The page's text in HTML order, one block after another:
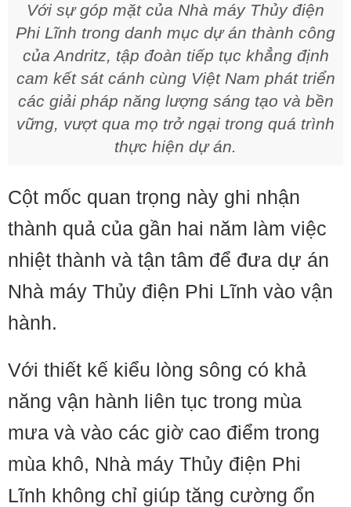
Với sự góp mặt của Nhà máy Thủy điện
Phi Lĩnh trong danh mục dự án thành công
của Andritz, tập đoàn tiếp tục khẳng định
cam kết sát cánh cùng Việt Nam phát triển
các giải pháp năng lượng sáng tạo và bền
vững, vượt qua mọ trở ngại trong quá trình
thực hiện dự án.
Cột mốc quan trọng này ghi nhận
thành quả của gần hai năm làm việc
nhiệt thành và tận tâm để đưa dự án
Nhà máy Thủy điện Phi Lĩnh vào vận
hành.
Với thiết kế kiểu lòng sông có khả
năng vận hành liên tục trong mùa
mưa và vào các giờ cao điểm trong
mùa khô, Nhà máy Thủy điện Phi
Lĩnh không chỉ giúp tăng cường ổn